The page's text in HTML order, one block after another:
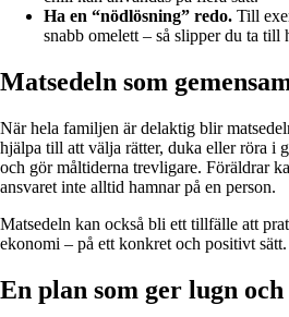
Ha en “nödlösning” redo. Till
snabb omelett – så slipper du ta till
Matsedeln som
När hela familjen är delaktig blir
hjälpa till att välja rätter, duka eller röra i
och gör måltiderna trevligare. Föräldrar
ansvaret inte alltid hamnar på en person.
Matsedeln kan också bli ett tillfälle att
ekonomi – på ett konkret och positivt sätt.
En plan som ger lugn